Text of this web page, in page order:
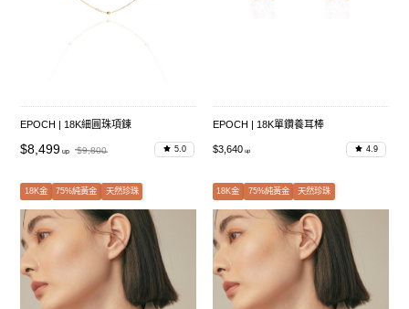
EPOCH | 18K細圓珠項鍊
$8,499 $9,800 5.0
EPOCH | 18K單鑽養耳棒
$3,640 4.9
18K金 75%純黃金 天然珍珠 18K金 75%純黃金 天然珍珠